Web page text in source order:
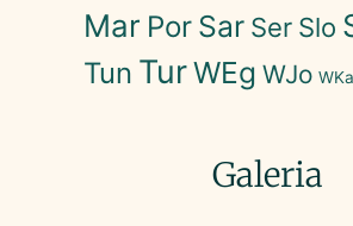
Mar Por Sar Ser Slo
Tun TurWEg WJo WKa
Galeria